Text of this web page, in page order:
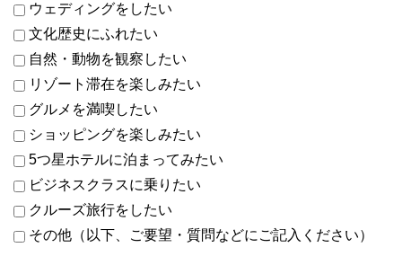
ウェディングをしたい
文化歴史にふれたい
自然・動物を観察したい
リゾート滞在を楽しみたい
グルメを満喫したい
ショッピングを楽しみたい
5つ星ホテルに泊まってみたい
ビジネスクラスに乗りたい
クルーズ旅行をしたい
その他（以下、ご要望・質問などにご記入ください）